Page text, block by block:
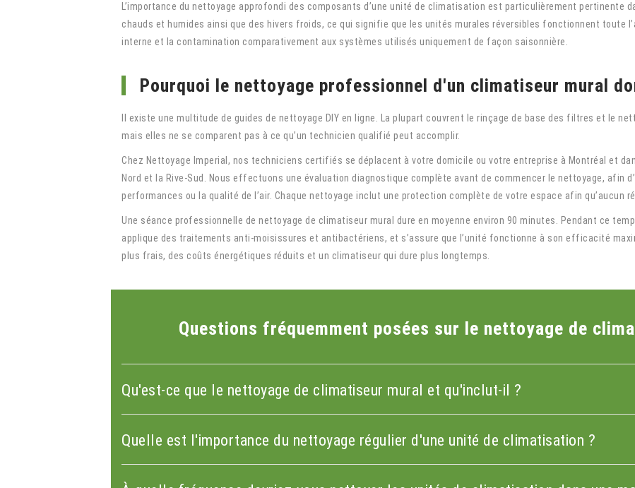
L’importance du nettoyage approfondi des composants d’une unité de climatisation est particulièrement pertinente
chauds et humides ainsi que des hivers froids, ce qui signifie que les unités murales réversibles fonctionnent toute
interne et la contamination comparativement aux systèmes utilisés uniquement de façon saisonnière.
Pourquoi le nettoyage professionnel d'un climatiseur mural
Il existe une multitude de guides de nettoyage DIY en ligne. La plupart couvrent le rinçage de base des filtres et le
mais elles ne se comparent pas à ce qu’un technicien qualifié peut accomplir.
Chez Nettoyage Imperial, nos techniciens certifiés se déplacent à votre domicile ou votre entreprise à Montréal et
Nord et la Rive-Sud. Nous effectuons une évaluation diagnostique complète avant de commencer le nettoyage, afin
performances ou la qualité de l’air. Chaque nettoyage inclut une protection complète de votre espace afin qu’aucun
Une séance professionnelle de nettoyage de climatiseur mural dure en moyenne environ 90 minutes. Pendant ce
applique des traitements anti-moisissures et antibactériens, et s’assure que l’unité fonctionne à son efficacité
plus frais, des coûts énergétiques réduits et un climatiseur qui dure plus longtemps.
Questions fréquemment posées sur le nettoyage de
Qu'est-ce que le nettoyage de climatiseur mural et qu'inclut-il ?
Quelle est l'importance du nettoyage régulier d'une unité de climatisation ?